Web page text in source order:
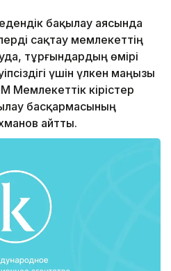
бақылау аясында
сақтау мемлекеттің
тұрғындардың өмірі
үшін үлкен маңызы
Мемлекеттік кірістер
басқармасының
айтты.